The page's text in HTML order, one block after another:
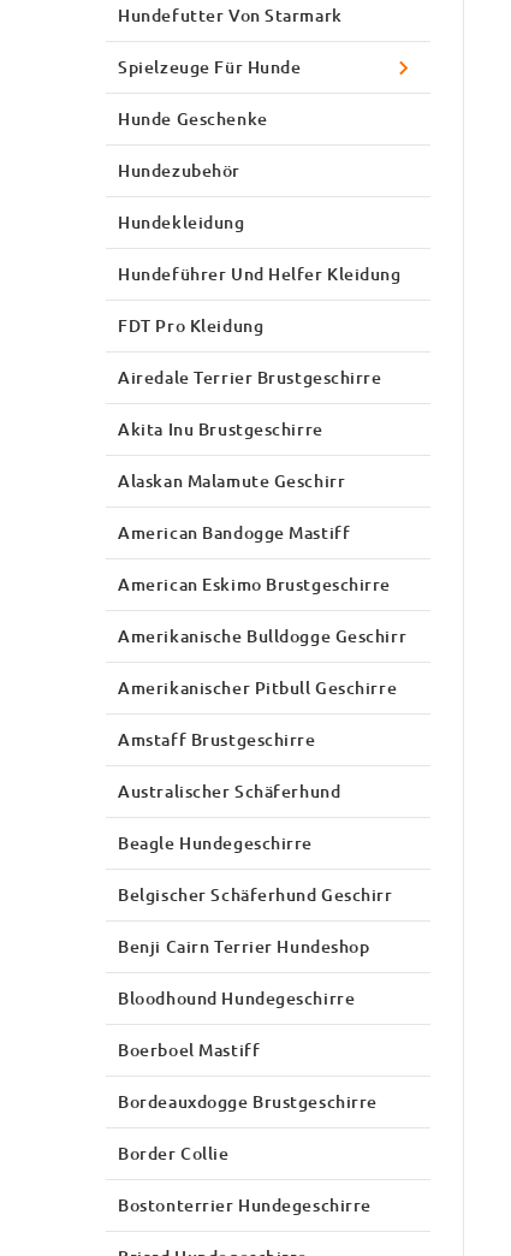
Hundefutter Von Starmark
Spielzeuge Für Hunde
Hunde Geschenke
Hundezubehör
Hundekleidung
Hundeführer Und Helfer Kleidung
FDT Pro Kleidung
Airedale Terrier Brustgeschirre
Akita Inu Brustgeschirre
Alaskan Malamute Geschirr
American Bandogge Mastiff
American Eskimo Brustgeschirre
Amerikanische Bulldogge Geschirr
Amerikanischer Pitbull Geschirre
Amstaff Brustgeschirre
Australischer Schäferhund
Beagle Hundegeschirre
Belgischer Schäferhund Geschirr
Benji Cairn Terrier Hundeshop
Bloodhound Hundegeschirre
Boerboel Mastiff
Bordeauxdogge Brustgeschirre
Border Collie
Bostonterrier Hundegeschirre